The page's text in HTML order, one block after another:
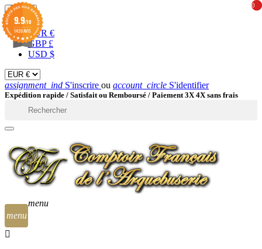
EUR 
EUR €
GBP £
USD $
assignment_ind S'inscrire ou account_circle S'identifier
Expédition rapide / Satisfait ou Remboursé / Paiement 3X 4X sans frais
menu
0
0
menu
9.9/10
1439 AVIS